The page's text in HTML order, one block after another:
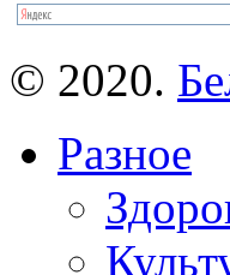
© 2020.
Разное